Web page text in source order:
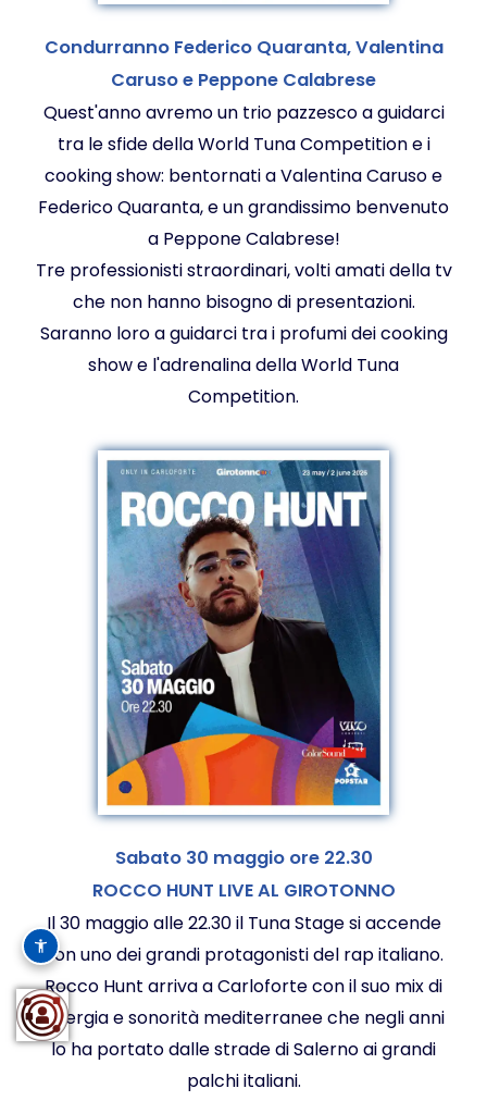
Condurranno Federico Quaranta, Valentina
Caruso e Peppone Calabrese
Quest'anno avremo un trio pazzesco a guidarci
tra le sfide della World Tuna Competition e i
cooking show: bentornati a Valentina Caruso e
Federico Quaranta, e un grandissimo benvenuto
a Peppone Calabrese!
Tre professionisti straordinari, volti amati della tv
che non hanno bisogno di presentazioni.
Saranno loro a guidarci tra i profumi dei cooking
show e l'adrenalina della World Tuna
Competition.
Sabato 30 maggio ore 22.30
ROCCO HUNT LIVE AL GIROTONNO
Il 30 maggio alle 22.30 il Tuna Stage si accende
con uno dei grandi protagonisti del rap italiano.
Rocco Hunt arriva a Carloforte con il suo mix di
energia e sonorità mediterranee che negli anni
lo ha portato dalle strade di Salerno ai grandi
palchi italiani.